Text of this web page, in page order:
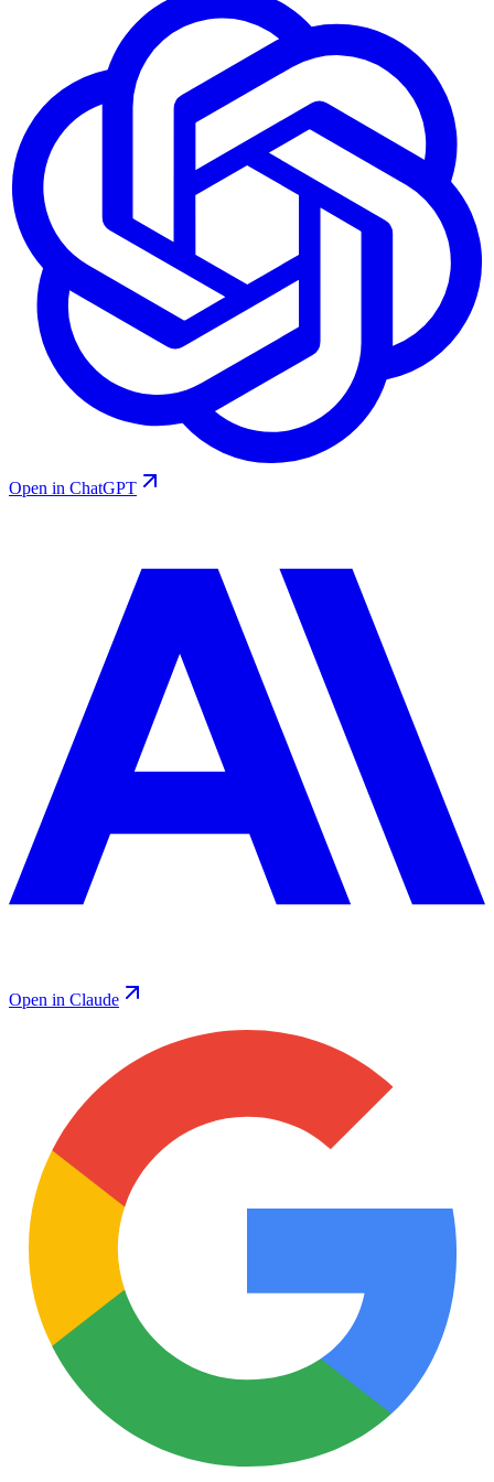
Open in ChatGPT
Open in Claude